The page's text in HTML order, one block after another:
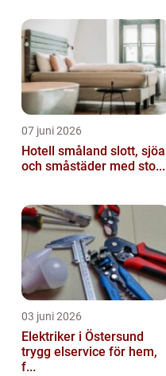
07 juni 2026
Hotell småland slott, sjöar
och småstäder med sto...
03 juni 2026
Elektriker i Östersund
trygg elservice för hem,
f...